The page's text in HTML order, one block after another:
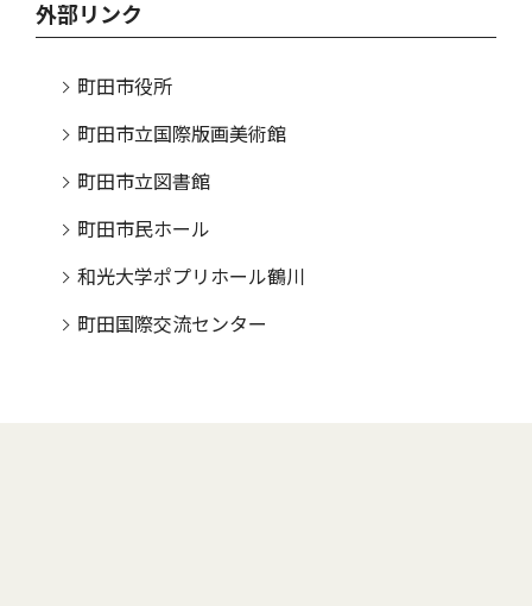
外部リンク
町田市役所
町田市立国際版画美術館
町田市立図書館
町田市民ホール
和光大学ポプリホール鶴川
町田国際交流センター